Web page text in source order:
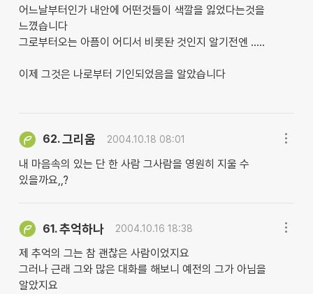
어느날부터인가 내안에 어떤것들이 색깔을 잃었다는것을
느꼈습니다
그로부터오는 아픔이 어디서 비롯돤 것인지 알기전엔 .....
이제 그것은 나로부터 기인되었음을 알았습니다
62.그리움 2004.10.18 08:01
내 마음속의 있는 단 한 사람 그사람을 영원히 지울 수
있을까요,,?
61.추억하나 2004.10.16 18:38
제 추억의 그는 참 괜찮은 사람이었지요
그러나 근래 그와 많은 대화를 해보니 예전의 그가 아님을
알았지요